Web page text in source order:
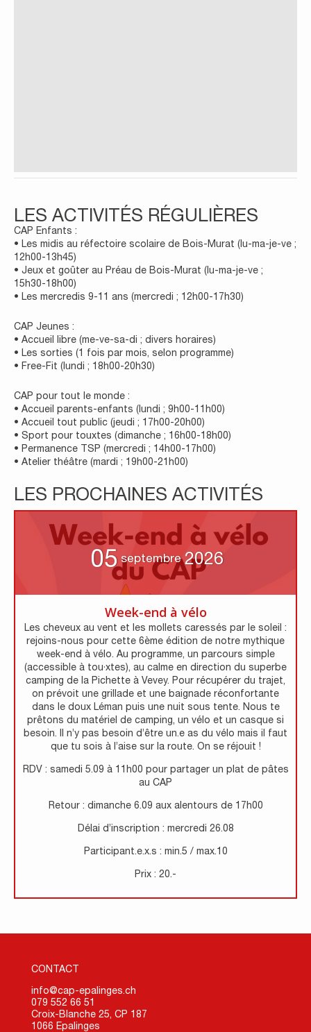
LES ACTIVITÉS RÉGULIÈRES
CAP Enfants :
• Les midis au réfectoire scolaire de Bois-Murat (lu-ma-je-ve ;
12h00-13h45)
• Jeux et goûter au Préau de Bois-Murat (lu-ma-je-ve ;
15h30-18h00)
• Les mercredis 9-11 ans (mercredi ; 12h00-17h30)
CAP Jeunes :
• Accueil libre (me-ve-sa-di ; divers horaires)
• Les sorties (1 fois par mois, selon programme)
• Free-Fit (lundi ; 18h00-20h30)
CAP pour tout le monde :
• Accueil parents-enfants (lundi ; 9h00-11h00)
• Accueil tout public (jeudi ; 17h00-20h00)
• Sport pour touxtes (dimanche ; 16h00-18h00)
• Permanence TSP (mercredi ; 14h00-17h00)
• Atelier théâtre (mardi ; 19h00-21h00)
LES PROCHAINES ACTIVITÉS
05 septembre 2026
Week-end à vélo
Les cheveux au vent et les mollets caressés par le soleil :
rejoins-nous pour cette 6ème édition de notre mythique
week-end à vélo. Au programme, un parcours simple
(accessible à tou·xtes), au calme en direction du superbe
camping de la Pichette à Vevey. Pour récupérer du trajet,
on prévoit une grillade et une baignade réconfortante
dans le doux Léman puis une nuit sous tente. Nous te
prêtons du matériel de camping, un vélo et un casque si
besoin. Il n’y pas besoin d’être un.e as du vélo mais il faut
que tu sois à l’aise sur la route. On se réjouit !
RDV : samedi 5.09 à 11h00 pour partager un plat de pâtes
au CAP
Retour : dimanche 6.09 aux alentours de 17h00
Délai d’inscription : mercredi 26.08
Participant.e.x.s : min.5 / max.10
Prix : 20.-
CONTACT
info@cap-epalinges.ch
079 552 66 51
Croix-Blanche 25, CP 187
1066 Epalinges